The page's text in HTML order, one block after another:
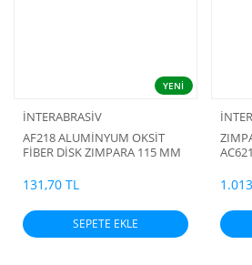
YENİ
İNTERABRASİV
AF218 ALUMİNYUM OKSİT
FİBER DİSK ZIMPARA 115 MM
131,70 TL
SEPETE EKLE